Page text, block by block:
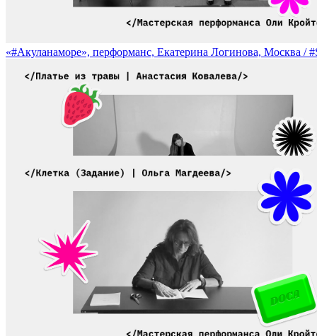
«#Акуланаморе», перформанс, Екатерина Логинова, Москва /
«Платье из травы», перформанс, Настя Ковалёва, Москва /